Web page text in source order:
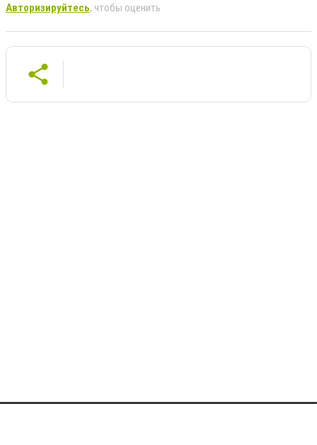
Авторизируйтесь, чтобы оценить